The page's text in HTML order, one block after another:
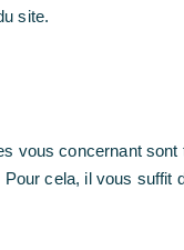
site.
vous concernant sont
Pour cela, il vous suffit